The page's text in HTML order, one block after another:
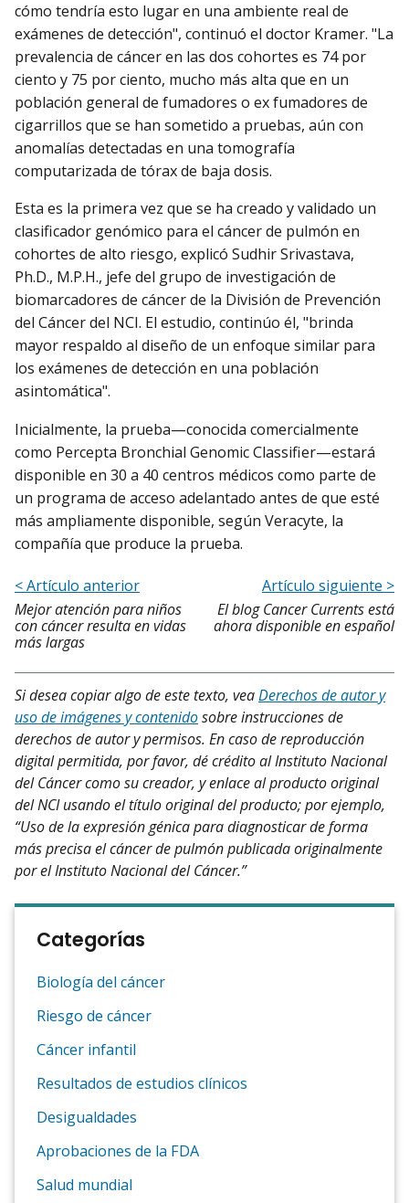
cómo tendría esto lugar en una ambiente real de
exámenes de detección", continuó el doctor Kramer. "La
prevalencia de cáncer en las dos cohortes es 74 por
ciento y 75 por ciento, mucho más alta que en un
población general de fumadores o ex fumadores de
cigarrillos que se han sometido a pruebas, aún con
anomalías detectadas en una tomografía
computarizada de tórax de baja dosis.
Esta es la primera vez que se ha creado y validado un
clasificador genómico para el cáncer de pulmón en
cohortes de alto riesgo, explicó Sudhir Srivastava,
Ph.D., M.P.H., jefe del grupo de investigación de
biomarcadores de cáncer de la División de Prevención
del Cáncer del NCI. El estudio, continúo él, "brinda
mayor respaldo al diseño de un enfoque similar para
los exámenes de detección en una población
asintomática".
Inicialmente, la prueba—conocida comercialmente
como Percepta Bronchial Genomic Classifier—estará
disponible en 30 a 40 centros médicos como parte de
un programa de acceso adelantado antes de que esté
más ampliamente disponible, según Veracyte, la
compañía que produce la prueba.
< Artículo anterior
Mejor atención para niños
con cáncer resulta en vidas
más largas
Artículo siguiente >
El blog Cancer Currents está
ahora disponible en español
Si desea copiar algo de este texto, veaDerechos de autor y
uso de imágenes y contenidosobre instrucciones de
derechos de autor y permisos. En caso de reproducción
digital permitida, por favor, dé crédito al Instituto Nacional
del Cáncer como su creador, y enlace al producto original
del NCI usando el título original del producto; por ejemplo,
“Uso de la expresión génica para diagnosticar de forma
más precisa el cáncer de pulmón publicada originalmente
por el Instituto Nacional del Cáncer.”
Categorías
Biología del cáncer
Riesgo de cáncer
Cáncer infantil
Resultados de estudios clínicos
Desigualdades
Aprobaciones de la FDA
Salud mundial